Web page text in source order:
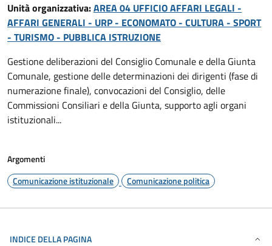
Unità organizzativa:AREA 04 UFFICIO AFFARI LEGALI -
AFFARI GENERALI - URP - ECONOMATO - CULTURA - SPORT
- TURISMO - PUBBLICA ISTRUZIONE
Gestione deliberazioni del Consiglio Comunale e della Giunta
Comunale, gestione delle determinazioni dei dirigenti (fase di
numerazione finale), convocazioni del Consiglio, delle
Commissioni Consiliari e della Giunta, supporto agli organi
istituzionali...
Argomenti
Comunicazione istituzionale
Comunicazione politica
INDICE DELLA PAGINA